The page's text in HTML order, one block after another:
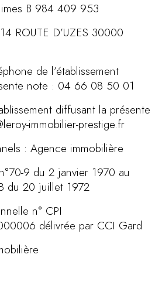
B 984 409 953
ROUTE D’UZES 30000
de l’établissement
note : 04 66 08 50 01
diffusant la présente
immobilier-prestige.fr
: Agence immobilière
9 du 2 janvier 1970 au
du 20 juillet 1972
n° CPI
délivrée par CCI Gard